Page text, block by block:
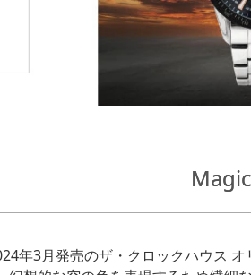
年3月発売のザ・クロックハウス